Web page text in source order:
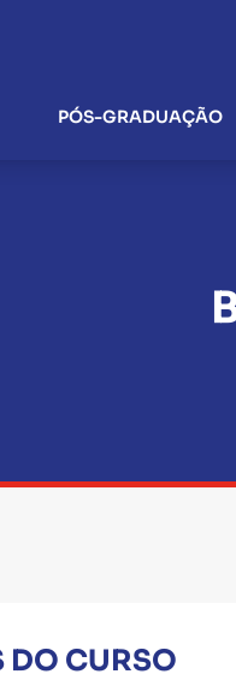
PÓS-GRADUAÇÃO
DO CURSO